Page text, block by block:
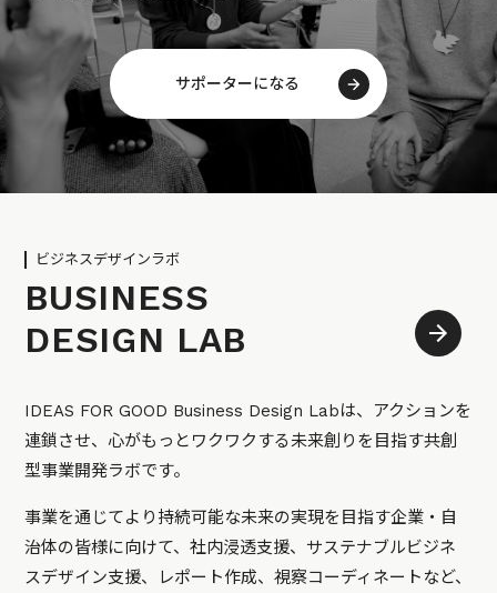
サポーターになる
ビジネスデザインラボ
BUSINESS
DESIGN LAB
IDEAS FOR GOOD Business Design Labは、アクションを
連鎖させ、心がもっとワクワクする未来創りを目指す共創
型事業開発ラボです。
事業を通じてより持続可能な未来の実現を目指す企業・自
治体の皆様に向けて、社内浸透支援、サステナブルビジネ
スデザイン支援、レポート作成、視察コーディネートなど、